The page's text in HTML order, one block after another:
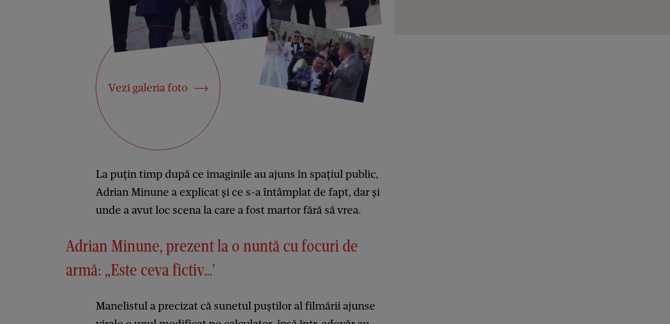
Vezi galeria foto
La puțin timp după ce imaginile au ajuns în spațiul public,
Adrian Minune a explicat și ce s-a întâmplat de fapt, dar și
unde a avut loc scena la care a fost martor fără să vrea.
Adrian Minune, prezent la o nuntă cu focuri de
armă: „Este ceva fictiv…'
Manelistul a precizat că sunetul puștilor al filmării ajunse